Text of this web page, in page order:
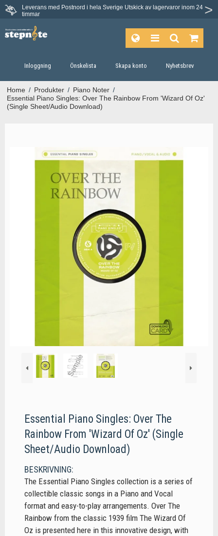
Leverans med Postnord i hela Sverige Utskick av lagervaror inom 24
timmar
Du har 30 dagars ångerrätt.
Inloggning Önskelista Skapa konto Nyhetsbrev
Home / Produkter / Piano Noter /
Essential Piano Singles: Over The Rainbow From 'Wizard Of Oz'
(Single Sheet/Audio Download)
Essential Piano Singles: Over The
Rainbow From 'Wizard Of Oz' (Single
Sheet/Audio Download)
BESKRIVNING:
The Essential Piano Singles collection is a series of
collectible classic songs in a Piano and Vocal
format and easy-to-play arrangements. Over The
Rainbow from the classic 1939 film The Wizard Of
Oz is presented here in this innovative design, with